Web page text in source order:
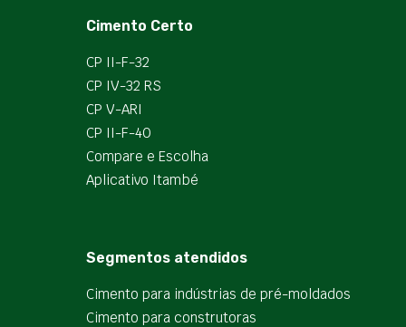
Cimento Certo
CP II-F-32
CP IV-32 RS
CP V-ARI
CP II-F-40
Compare e Escolha
Aplicativo Itambé
Segmentos atendidos
Cimento para indústrias de pré-moldados
Cimento para construtoras